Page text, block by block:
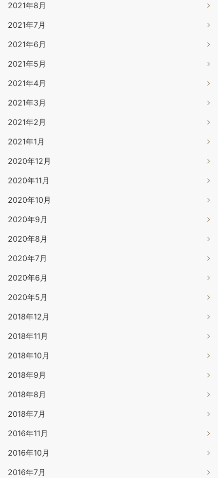
2021年8月
2021年7月
2021年6月
2021年5月
2021年4月
2021年3月
2021年2月
2021年1月
2020年12月
2020年11月
2020年10月
2020年9月
2020年8月
2020年7月
2020年6月
2020年5月
2018年12月
2018年11月
2018年10月
2018年9月
2018年8月
2018年7月
2016年11月
2016年10月
2016年7月